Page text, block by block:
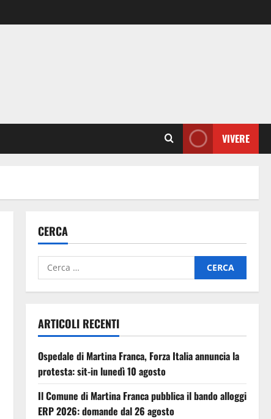
VIVERE
CERCA
ARTICOLI RECENTI
Ospedale di Martina Franca, Forza Italia annuncia la
protesta: sit-in lunedì 10 agosto
Il Comune di Martina Franca pubblica il bando alloggi
ERP 2026: domande dal 26 agosto